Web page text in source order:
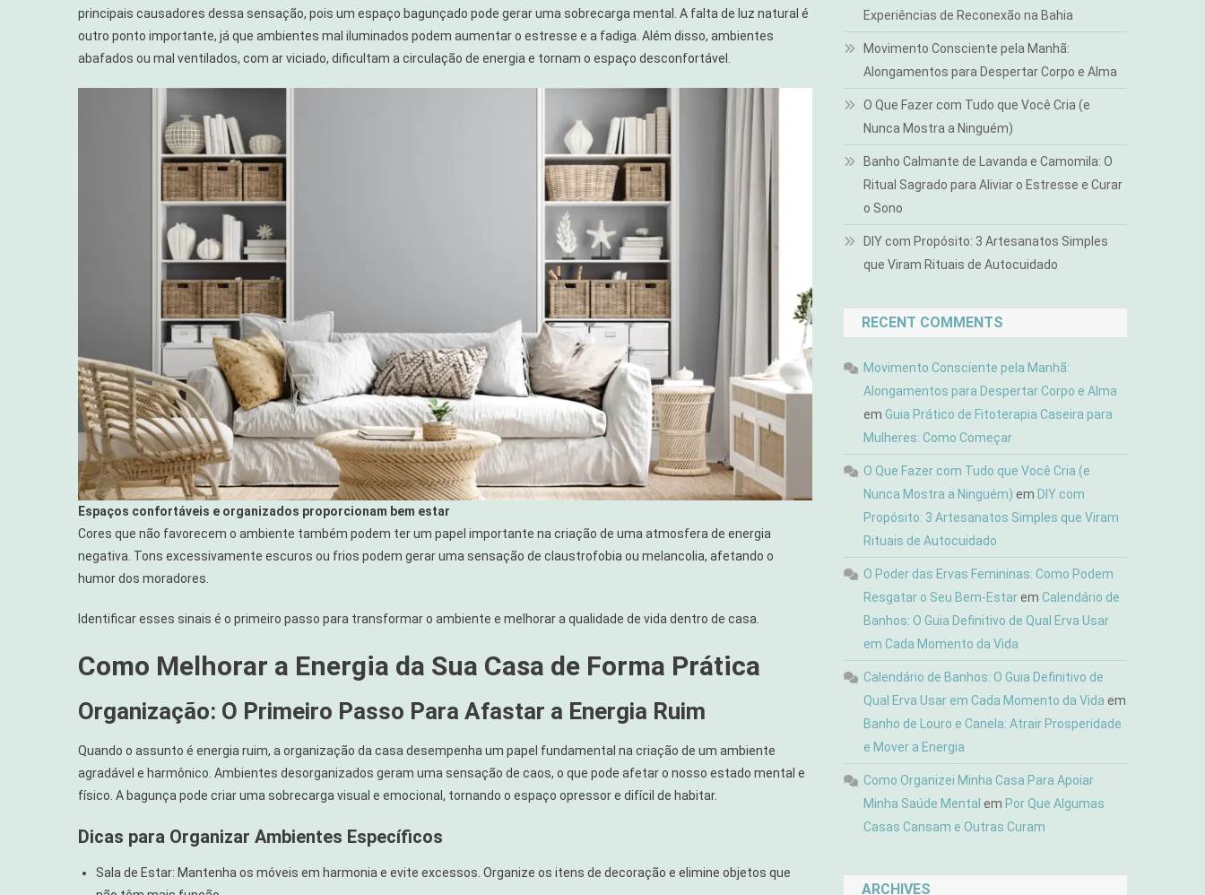
principais causadores dessa sensação, pois um espaço bagunçado pode gerar uma sobrecarga mental. A falta de luz natural é
outro ponto importante, já que ambientes mal iluminados podem aumentar o estresse e a fadiga. Além disso, ambientes
abafados ou mal ventilados, com ar viciado, dificultam a circulação de energia e tornam o espaço desconfortável.
Espaços confortáveis e organizados proporcionam bem estar
Cores que não favorecem o ambiente também podem ter um papel importante na criação de uma atmosfera de energia
negativa. Tons excessivamente escuros ou frios podem gerar uma sensação de claustrofobia ou melancolia, afetando o
humor dos moradores.
Identificar esses sinais é o primeiro passo para transformar o ambiente e melhorar a qualidade de vida dentro de casa.
Como Melhorar a Energia da Sua Casa de Forma Prática
Organização: O Primeiro Passo Para Afastar a Energia Ruim
Quando o assunto é energia ruim, a organização da casa desempenha um papel fundamental na criação de um ambiente
agradável e harmônico. Ambientes desorganizados geram uma sensação de caos, o que pode afetar o nosso estado mental e
físico. A bagunça pode criar uma sobrecarga visual e emocional, tornando o espaço opressor e difícil de habitar.
Dicas para Organizar Ambientes Específicos
Sala de Estar: Mantenha os móveis em harmonia e evite excessos. Organize os itens de decoração e elimine objetos que
Experiências de Reconexão na Bahia
Movimento Consciente pela Manhã:
Alongamentos para Despertar Corpo e Alma
O Que Fazer com Tudo que Você Cria (e
Nunca Mostra a Ninguém)
Banho Calmante de Lavanda e Camomila: O
Ritual Sagrado para Aliviar o Estresse e Curar
o Sono
DIY com Propósito: 3 Artesanatos Simples
que Viram Rituais de Autocuidado
RECENT COMMENTS
Movimento Consciente pela Manhã:
Alongamentos para Despertar Corpo e Alma
emGuia Prático de Fitoterapia Caseira para
Mulheres: Como Começar
O Que Fazer com Tudo que Você Cria (e
Nunca Mostra a Ninguém) em DIY com
Propósito: 3 Artesanatos Simples que Viram
Rituais de Autocuidado
O Poder das Ervas Femininas: Como Podem
Resgatar o Seu Bem-EstaremCalendário de
Banhos: O Guia Definitivo de Qual Erva Usar
em Cada Momento da Vida
Calendário de Banhos: O Guia Definitivo de
Qual Erva Usar em Cada Momento da Vida em
Banho de Louro e Canela: Atrair Prosperidade
e Mover a Energia
Como Organizei Minha Casa Para Apoiar
Minha Saúde Mental em Por Que Algumas
Casas Cansam e Outras Curam
ARCHIVES